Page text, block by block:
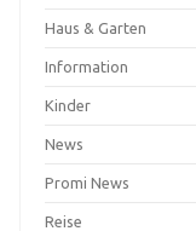
Haus & Garten
Information
Kinder
News
Promi News
Reise